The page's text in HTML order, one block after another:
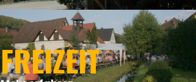
FREIZEIT